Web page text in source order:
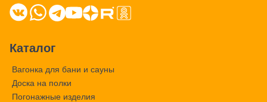
Каталог
Вагонка для бани и сауны
Доска на полки
Погонажные изделия